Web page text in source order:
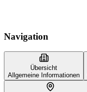
Navigation
Übersicht
Allgemeine Informationen